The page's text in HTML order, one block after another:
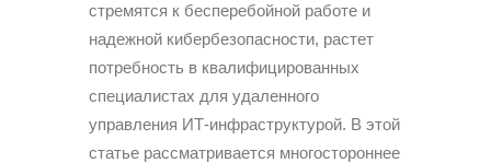
стремятся к бесперебойной работе и
надежной кибербезопасности, растет
потребность в квалифицированных
специалистах для удаленного
управления ИТ-инфраструктурой. В этой
статье рассматривается многостороннее